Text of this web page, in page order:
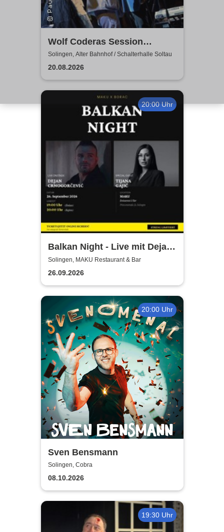
Wolf Coderas Session
Possible
Solingen, Alter Bahnhof / Schalterhalle Soltau
20.08.2026
20:00 Uhr
Balkan Night - Live mit Dejan
Crnogorevi & Tijana Gaji
Solingen, MAKU Restaurant & Bar
26.09.2026
20:00 Uhr
Sven Bensmann
Solingen, Cobra
08.10.2026
19:30 Uhr